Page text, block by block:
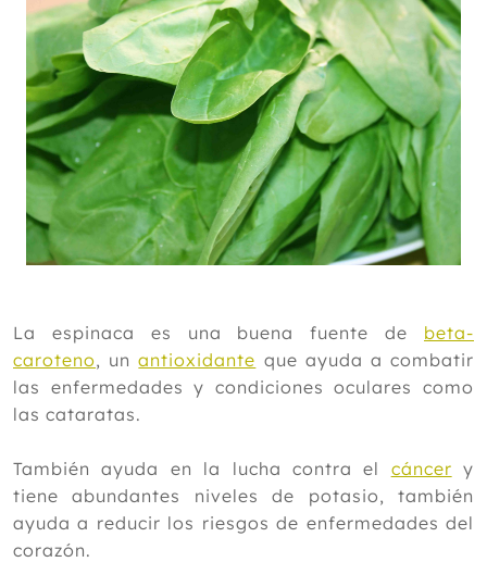
2016
2015
2014
2013
Diciembre
Noviembre
Octubre
Septiembre
Junio
Mayo
Abril
Enero
2012
La espinaca es una buena fuente de beta-
caroteno, unantioxidante que ayuda a combatir
las enfermedades y condiciones oculares como
las cataratas.
También ayuda en la lucha contra el cáncer y
tiene abundantes niveles de potasio, también
ayuda a reducir los riesgos de enfermedades del
corazón.